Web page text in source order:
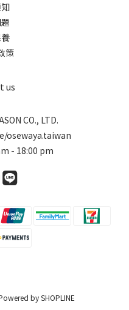
策
us
CO., LTD.
osewaya.taiwan
- 18:00 pm
by SHOPLINE